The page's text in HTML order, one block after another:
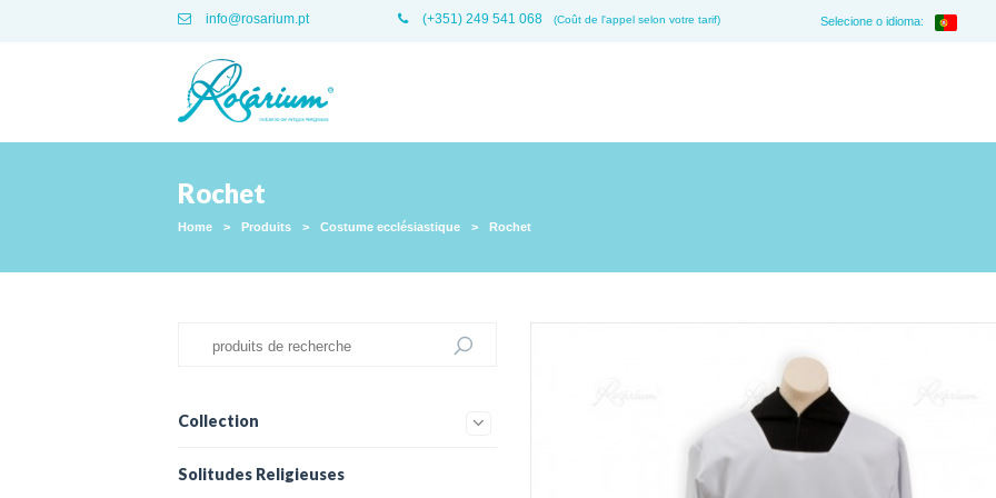
info@rosarium.pt (+351) 249 541 068 (Coût de l'appel selon votre tarif) Selecione o idioma:
Rochet
Home > Produits > Costume ecclésiastique > Rochet
Collection
Solitudes Religieuses